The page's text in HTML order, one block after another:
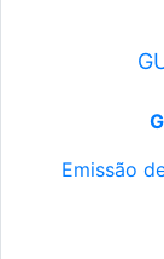
Emissão